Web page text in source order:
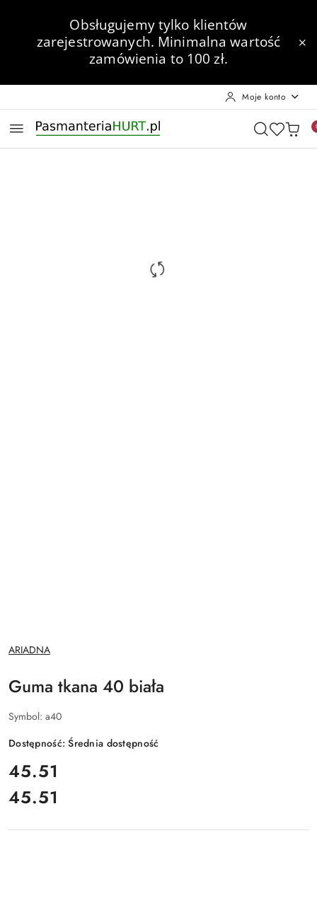
Przejdź do treści głównej
Przejdź do wyszukiwarki
Przejdź do moje konto
Przejdź do menu głównego
Przejdź do opisu produktu
Przejdź do stopki
Obsługujemy tylko klientów
zarejestrowanych. Minimalna wartość
zamówienia to 100 zł.
Moje konto
NAZWA
PRODUCENTA:
ARIADNA
Guma tkana 40 biała
Symbol: a40
Dostępność:Średnia dostępność
cena:
45.51
Cena:
45.51